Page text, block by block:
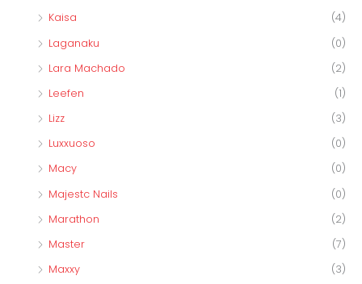
Kaisa
(4)
Laganaku
(0)
Lara Machado
(2)
Leefen
(1)
Lizz
(3)
Luxxuoso
(0)
Macy
(0)
Majestc Nails
(0)
Marathon
(2)
Master
(7)
Maxxy
(3)